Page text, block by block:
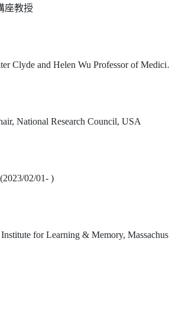
座教授
Columbia University Vagelos College of Physicians and Surgeons
National Research Council, USA
02/01- )
Institute of Technology; Associate Member, The Broad Institute